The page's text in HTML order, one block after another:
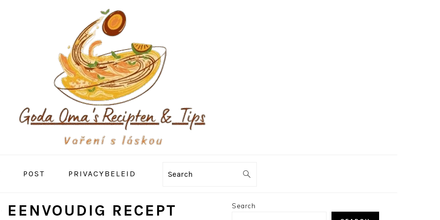
POST PRIVACYBELEID Search
RECEPT
PRIMARY
Search